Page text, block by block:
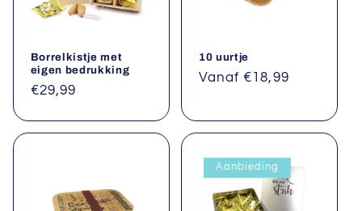
Borrelkistje met
eigen bedrukking
Normale
€29,99
10 uurtje
Normale
Vanaf €18,99
Aanbieding